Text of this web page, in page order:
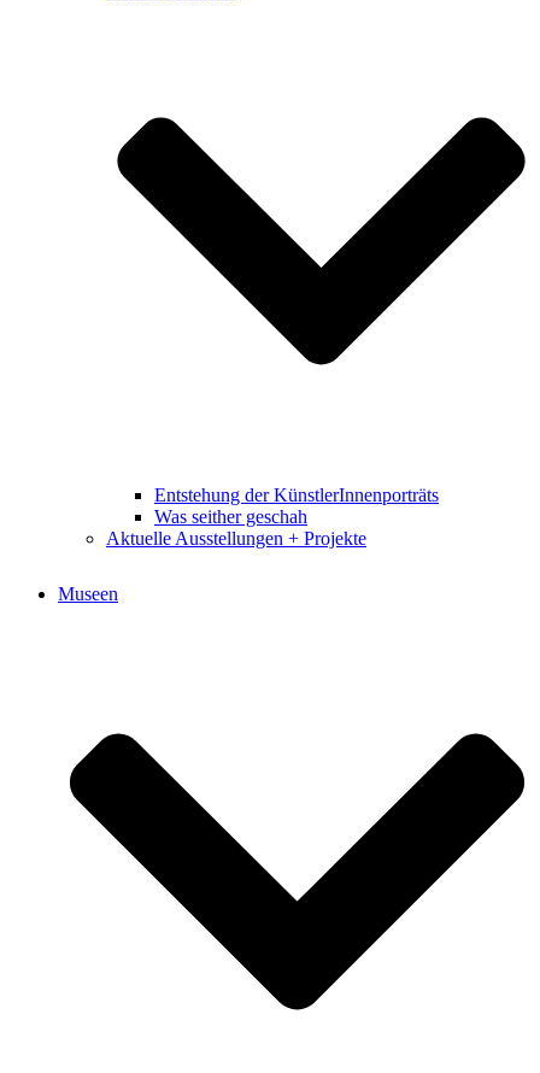
Entstehung der KünstlerInnenporträts
Was seither geschah
Aktuelle Ausstellungen + Projekte
Museen